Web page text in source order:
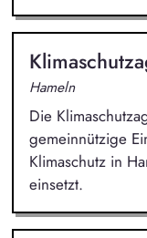
Hameln
Die
gemeinnützige
Klimaschutz in
einsetzt.